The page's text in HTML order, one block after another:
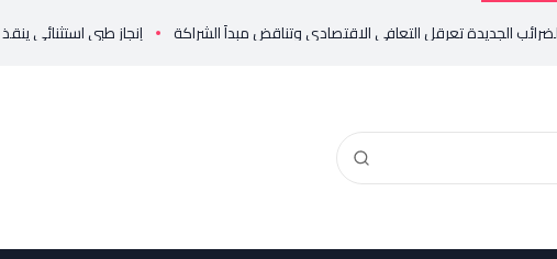
إنجاز طبي استثنائي ينقذ حياة مولود خديج بوزن 800